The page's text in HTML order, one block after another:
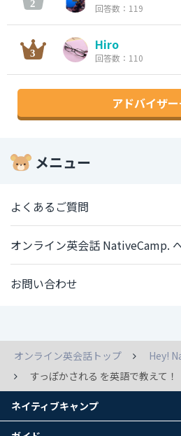
回答数：119
Hiro
回答数：110
アドバイザ
メニュー
よくあるご質問
オンライン英会話 NativeCamp.
お問い合わせ
オンライン英会話トップ
Hey!
すっぽかされる を英語で教えて！
ネイティブキャンプ